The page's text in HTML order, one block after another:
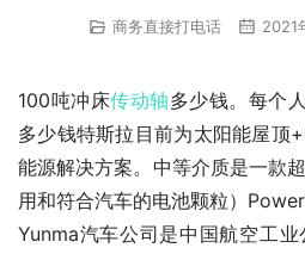
商务直接打电话 2021
100吨冲床传动轴多少钱。每个
多少钱特斯拉目前为太阳能屋顶
能源解决方案。中等介质是一款
用和符合汽车的电池颗粒）
Yunma汽车公司是中国航空工